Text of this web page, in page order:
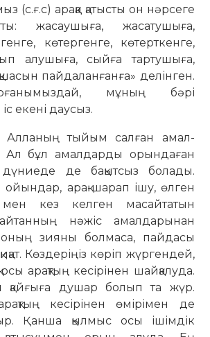
(с.ғ.с) араққа қатысты он нәрсеге
жасау­шыға, жасатушыға,
кө­тер­генге, көтерткенге,
алу­шыға, сыйға тартушыға,
пай­даланғанға» делінген.
мұның бәрі
екені даусыз.
Алланың тыйым салған амал­
Ал бұл амалдарды орындаған
де бақытсыз болады.
ойындар, арақ-шарап ішу, өлген
кез келген масайтатын
нәжіс амалдарынан
оның зияны болмаса, пайдасы
Көздеріңіз көріп жүргендей,
арақтың кесірінен шайқалуда.
қайғыға душар болып та жүр.
кесірінен өмірімен де
Қанша қылмыс осы ішімдік